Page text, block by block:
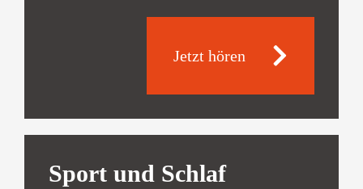
Jetzt hören
Sport und Schlaf